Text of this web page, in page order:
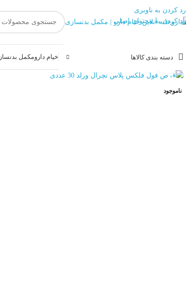
رد کردن به ناوبری
رد کردن به محتوای اصلی
دسته بندی کالاها خیام دارومکمل
ناموجود
بزرگنمایی تصویر